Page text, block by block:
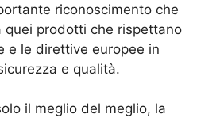
riconoscimento che
quei prodotti che rispettano
e le direttive europee in
e qualità.
il meglio del meglio, la